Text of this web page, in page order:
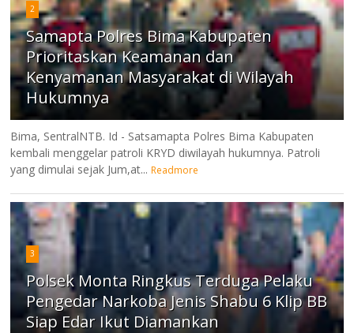
2
Samapta Polres Bima Kabupaten
Prioritaskan Keamanan dan
Kenyamanan Masyarakat di Wilayah
Hukumnya
Bima, SentralNTB. Id - Satsamapta Polres Bima Kabupaten
kembali menggelar patroli KRYD diwilayah hukumnya. Patroli
yang dimulai sejak Jum,at... Readmore
3
Polsek Monta Ringkus Terduga Pelaku
Pengedar Narkoba Jenis Shabu 6 Klip BB
Siap Edar Ikut Diamankan